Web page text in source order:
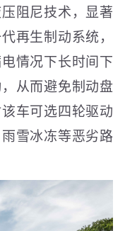
阻尼技术，显著
再生制动系统，
情况下长时间下
从而避免制动盘
车可选四轮驱动
雪冰冻等恶劣路